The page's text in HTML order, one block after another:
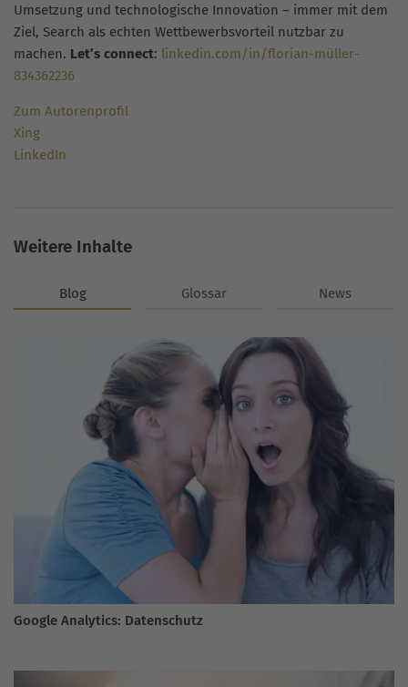
Umsetzung und technologische Innovation – immer mit dem
Ziel, Search als echten Wettbewerbsvorteil nutzbar zu
machen. Let’s connect: linkedin.com/in/florian-müller-
834362236
Zum Autorenprofil
Xing
LinkedIn
Weitere Inhalte
Blog Glossar News
Google Analytics: Datenschutz